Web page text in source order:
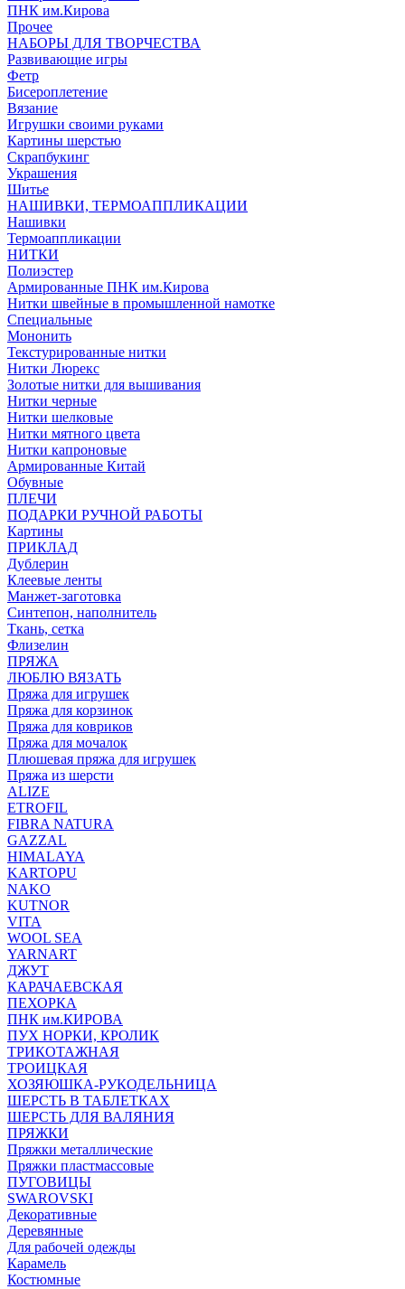
ПНК им.Кирова
Прочее
НАБОРЫ ДЛЯ ТВОРЧЕСТВА
Развивающие игры
Фетр
Бисероплетение
Вязание
Игрушки своими руками
Картины шерстью
Скрапбукинг
Украшения
Шитье
НАШИВКИ, ТЕРМОАППЛИКАЦИИ
Нашивки
Термоаппликации
НИТКИ
Полиэстер
Армированные ПНК им.Кирова
Нитки швейные в промышленной намотке
Специальные
Мононить
Текстурированные нитки
Нитки Люрекс
Золотые нитки для вышивания
Нитки черные
Нитки шелковые
Нитки мятного цвета
Нитки капроновые
Армированные Китай
Обувные
ПЛЕЧИ
ПОДАРКИ РУЧНОЙ РАБОТЫ
Картины
ПРИКЛАД
Дублерин
Клеевые ленты
Манжет-заготовка
Синтепон, наполнитель
Ткань, сетка
Флизелин
ПРЯЖА
ЛЮБЛЮ ВЯЗАТЬ
Пряжа для игрушек
Пряжа для корзинок
Пряжа для ковриков
Пряжа для мочалок
Плюшевая пряжа для игрушек
Пряжа из шерсти
ALIZE
ETROFIL
FIBRA NATURA
GAZZAL
HIMALAYA
KARTOPU
NAKO
KUTNOR
VITA
WOOL SEA
YARNART
ДЖУТ
КАРАЧАЕВСКАЯ
ПЕХОРКА
ПНК им.КИРОВА
ПУХ НОРКИ, КРОЛИК
ТРИКОТАЖНАЯ
ТРОИЦКАЯ
ХОЗЯЮШКА-РУКОДЕЛЬНИЦА
ШЕРСТЬ В ТАБЛЕТКАХ
ШЕРСТЬ ДЛЯ ВАЛЯНИЯ
ПРЯЖКИ
Пряжки металлические
Пряжки пластмассовые
ПУГОВИЦЫ
SWAROVSKI
Декоративные
Деревянные
Для рабочей одежды
Карамель
Костюмные